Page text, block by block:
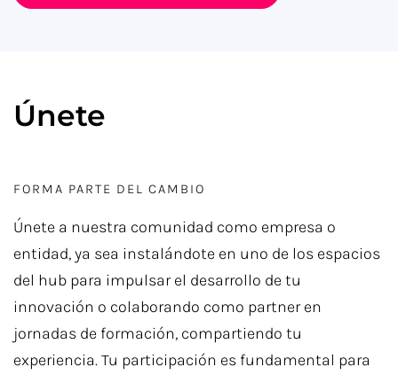
Únete
FORMA PARTE DEL CAMBIO
Únete a nuestra comunidad como empresa o
entidad, ya sea instalándote en uno de los espacios
del hub para impulsar el desarrollo de tu
innovación o colaborando como partner en
jornadas de formación, compartiendo tu
experiencia. Tu participación es fundamental para